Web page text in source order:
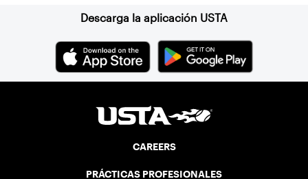
Descarga la aplicación USTA
CAREERS
PRÁCTICAS PROFESIONALES